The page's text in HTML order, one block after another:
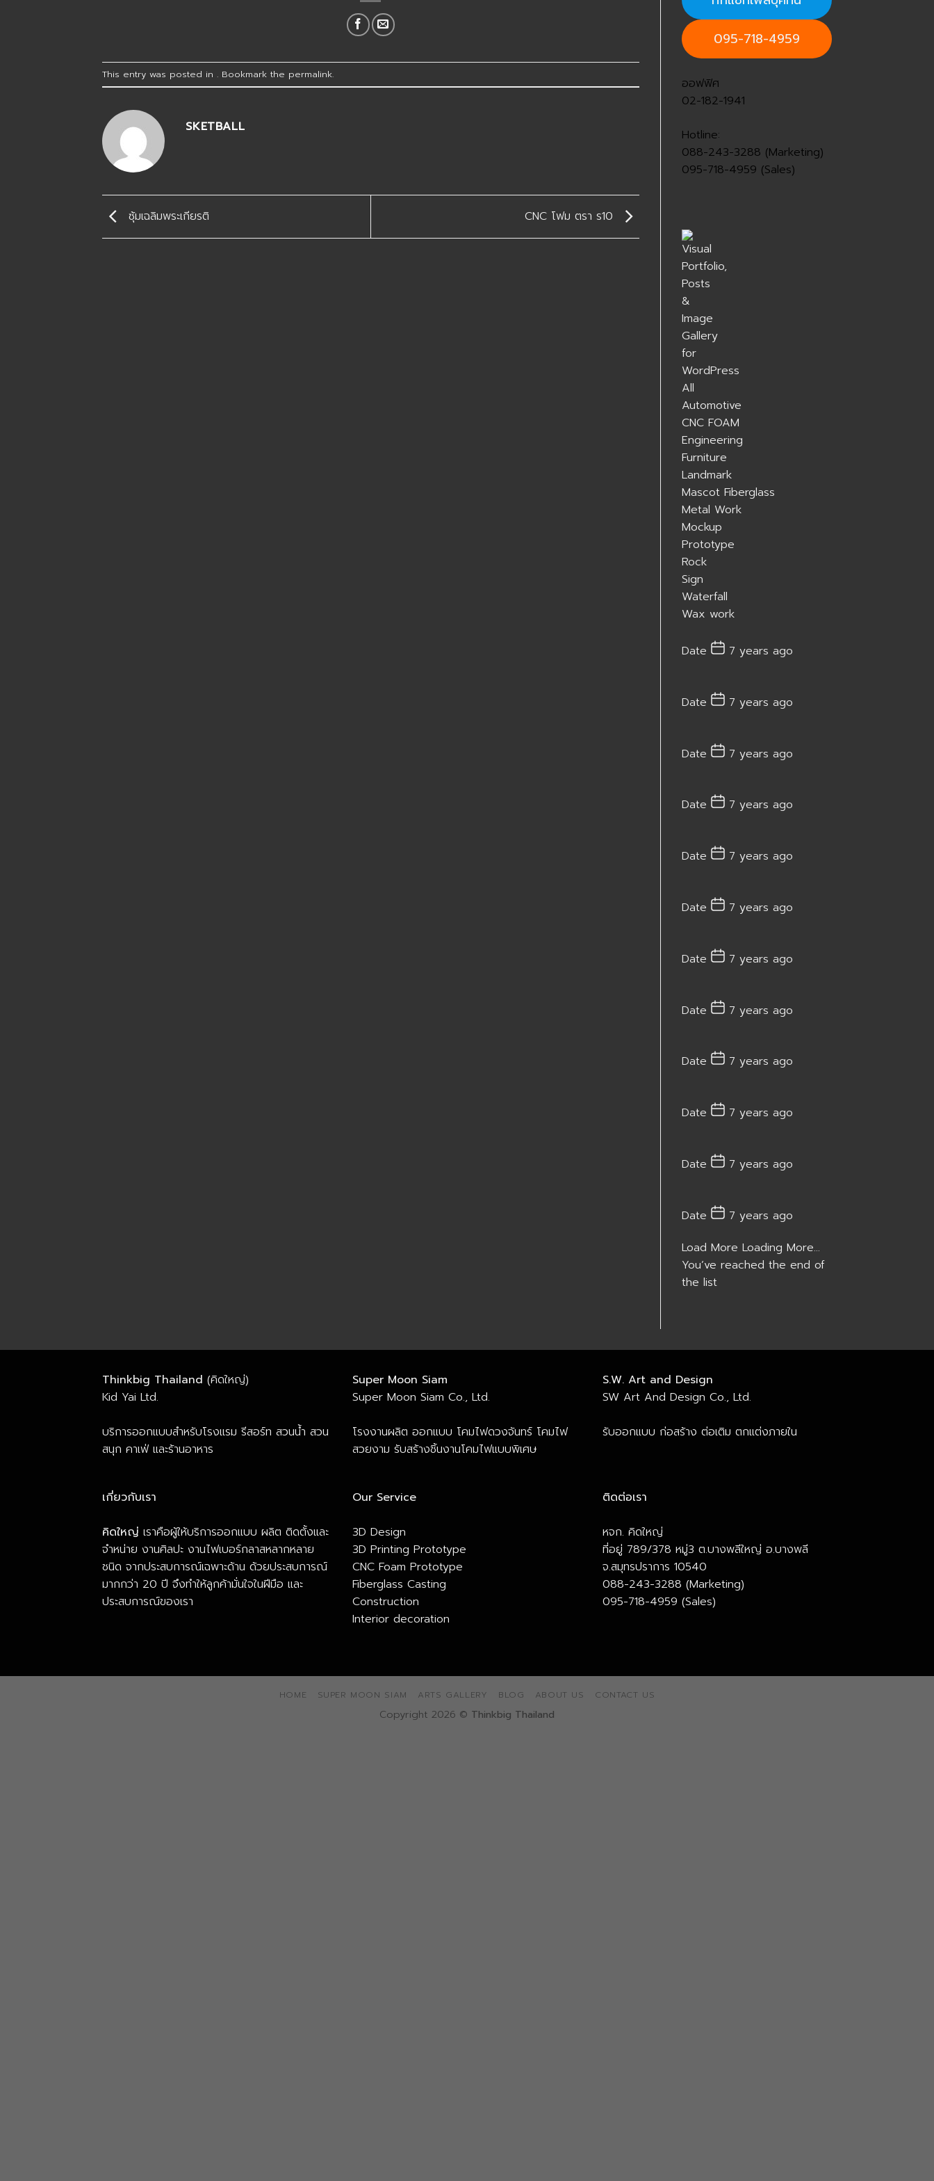
This entry was posted in . Bookmark the permalink.
SKETBALL
ซุ้มเฉลิมพระเกียรติ CNC โฟม ตรา ร10
095-718-4959
ออฟฟิศ
02-182-1941
Hotline:
088-243-3288 (Marketing)
095-718-4959 (Sales)
All
Automotive
CNC FOAM
Engineering
Furniture
Landmark
Mascot Fiberglass
Metal Work
Mockup
Prototype
Rock
Sign
Waterfall
Wax work
Date 7 years ago
Date 7 years ago
Date 7 years ago
Date 7 years ago
Date 7 years ago
Date 7 years ago
Date 7 years ago
Date 7 years ago
Date 7 years ago
Date 7 years ago
Date 7 years ago
Date
7 years ago
Load More Loading More...
You’ve reached the end of
the list
Thinkbig Thailand (คิดใหญ่)
Kid Yai Ltd.
บริการออกแบบสำหรับโรงแรม รีสอร์ท สวนน้ำ สวน
สนุก คาเฟ่ และร้านอาหาร
Super Moon Siam
Super Moon Siam Co., Ltd.
โรงงานผลิต ออกแบบ โคมไฟดวงจันทร์ โคมไฟ
สวยงาม รับสร้างชิ้นงานโคมไฟแบบพิเศษ
S.W. Art and Design
SW Art And Design Co., Ltd.
รับออกแบบ ก่อสร้าง ต่อเติม ตกแต่งภายใน
เกี่ยวกับเรา
คิดใหญ่ เราคือผู้ให้บริการออกแบบ ผลิต ติดตั้งและ
จำหน่าย งานศิลปะ งานไฟเบอร์กลาสหลากหลาย
ชนิด จากประสบการณ์เฉพาะด้าน ด้วยประสบการณ์
มากกว่า 20 ปี จึงทำให้ลูกค้ามั่นใจในฝีมือ และ
ประสบการณ์ของเรา
Our Service
3D Design
3D Printing Prototype
CNC Foam Prototype
Fiberglass Casting
Construction
Interior decoration
ติดต่อเรา
หจก. คิดใหญ่
ที่อยู่ 789/378 หมู่3 ต.บางพลีใหญ่ อ.บางพลี
จ.สมุทรปราการ 10540
088-243-3288 (Marketing)
095-718-4959 (Sales)
HOME SUPER MOON SIAM ARTS GALLERY BLOG ABOUT US CONTACT US
Copyright 2026 © Thinkbig Thailand